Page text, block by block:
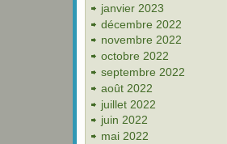
janvier 2023
décembre 2022
novembre 2022
octobre 2022
septembre 2022
août 2022
juillet 2022
juin 2022
mai 2022